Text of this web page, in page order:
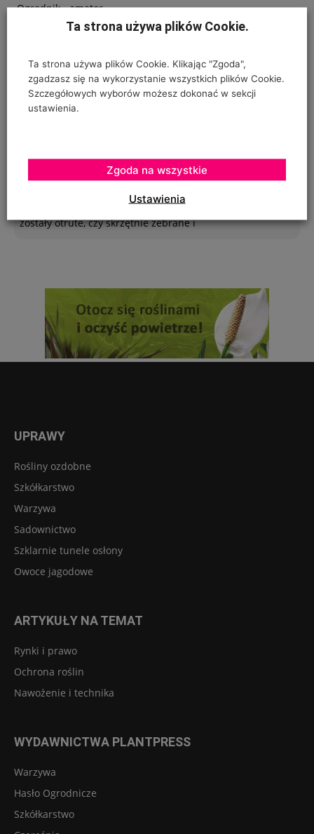
Ogrodnik - amator
Jabłkowe prognozy dla Chin
Poszukuję sposobu zabezpieczenia sznurków
polipropylenowych używanych w ubiegłym roku do
"prowadzenia" pomidorów w szklarence oraz
Żywność wegańska trafia już do ponad 1/3 Polaków
To zależy czy podczas uprawy robaczki które ją zjadały,
zostały otrute, czy skrzętnie zebrane i
UPRAWY
Rośliny ozdobne
Szkółkarstwo
Warzywa
Sadownictwo
Szklarnie tunele osłony
Owoce jagodowe
ARTYKUŁY NA TEMAT
Rynki i prawo
Ochrona roślin
Nawożenie i technika
WYDAWNICTWA PLANTPRESS
Warzywa
Hasło Ogrodnicze
Szkółkarstwo
Ta strona używa plików Cookie.
Ta strona używa plików Cookie. Klikając "Zgoda",
zgadzasz się na wykorzystanie wszystkich plików Cookie.
Szczegółowych wyborów możesz dokonać w sekcji
ustawienia.
Ustawienia
Zgoda na wszystkie